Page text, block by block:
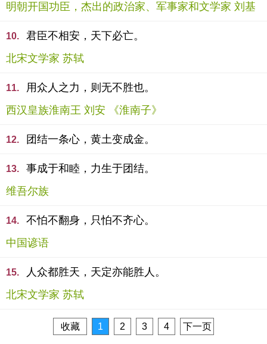
明朝开国功臣，杰出的政治家、军事家和文学家 刘基
10.
君臣不相安，天下必亡。
北宋文学家 苏轼
11.
用众人之力，则无不胜也。
西汉皇族淮南王 刘安 《淮南子》
12. 团结一条心，黄土变成金。
13.
事成于和睦，力生于团结。
维吾尔族
14.
不怕不翻身，只怕不齐心。
中国谚语
15.
人众都胜天，天定亦能胜人。
北宋文学家 苏轼
收藏 1 2 3 4 下一页